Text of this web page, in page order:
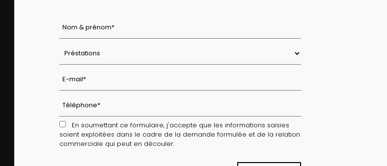
En soumettant ce formulaire, j'accepte que les informations saisies
soient exploitées dans le cadre de la demande formulée et de la relation
commerciale qui peut en découler.